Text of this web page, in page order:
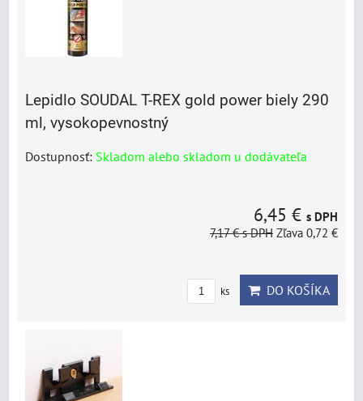
Lepidlo SOUDAL T-REX gold power biely 290
ml, vysokopevnostný
Dostupnosť: Skladom alebo skladom u dodávateľa
6,45 € s DPH
7,17 €s DPH Zľava 0,72 €
ks DO KOŠÍKA